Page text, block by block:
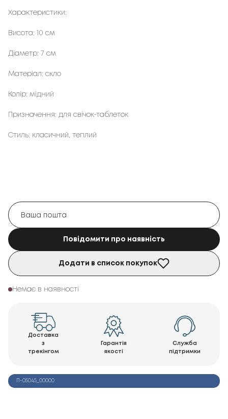
Характеристики:
Висота: 10 см
Діаметр: 7 см
Матеріал: скло
Колір: мідний
Призначення: для свічок-таблеток
Стиль: класичний, теплий
Повідомити про наявність
Додати в список покупок
Немає в наявності
Доставка
з
трекінгом
Гарантія
якості
Служба
підтримки
П-05045_00000